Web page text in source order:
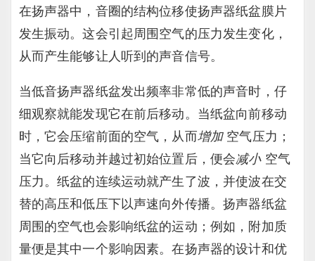
在扬声器中，音圈的结构位移使扬声器纸盆膜片
发生振动。这会引起周围空气的压力发生变化，
从而产生能够让人听到的声音信号。
当低音扬声器纸盆发出频率非常低的声音时，仔
细观察就能发现它在前后移动。当纸盆向前移动
时，它会压缩前面的空气，从而增加空气压力；
当它向后移动并越过初始位置后，便会减小空气
压力。纸盆的连续运动就产生了波，并使波在交
替的高压和低压下以声速向外传播。扬声器纸盆
周围的空气也会影响纸盆的运动；例如，附加质
量便是其中一个影响因素。在扬声器的设计和优